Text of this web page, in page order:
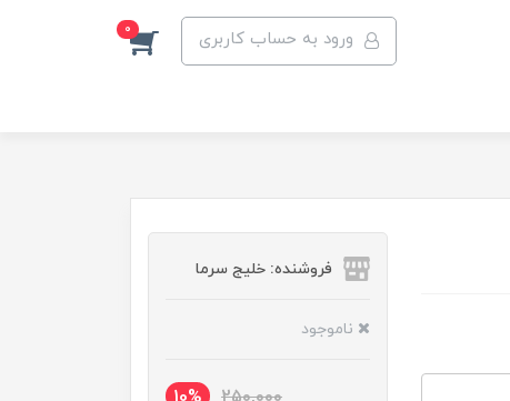
ورود به حساب کاربری 0
فروشنده: خلیج سرما
ناموجود